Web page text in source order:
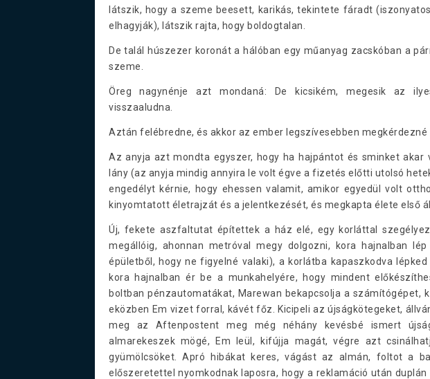
látszik, hogy a szeme beesett, karikás, tekintete fáradt
elhagyják), látszik rajta, hogy boldogtalan.
De talál húszezer koronát a hálóban egy műanyag zacskóban a
szeme.
Öreg nagynénje azt mondaná: De kicsikém, megesik az
visszaaludna.
Aztán felébredne, és akkor az ember legszívesebben megkérdezné
Az anyja azt mondta egyszer, hogy ha hajpántot és sminket akar
lány (az anyja mindig annyira le volt égve a fizetés előtti utolsó
engedélyt kérnie, hogy ehessen valamit, amikor egyedül volt
kinyomtatott életrajzát és a jelentkezését, és megkapta élete első
Új, fekete aszfaltutat építettek a ház elé, egy korláttal
megállóig, ahonnan metróval megy dolgozni, kora hajnalban
épületből, hogy ne figyelné valaki), a korlátba kapaszkodva
kora hajnalban ér be a munkahelyére, hogy mindent
boltban pénzautomatákat, Marewan bekapcsolja a számítógépet,
eközben Em vizet forral, kávét főz. Kicipeli az újságkötegeket,
meg az Aftenpostent meg még néhány kevésbé ismert
almarekeszek mögé, Em leül, kifújja magát, végre azt
gyümölcsöket. Apró hibákat keres, vágást az almán, foltot a
előszeretettel nyomkodnak laposra, hogy a reklamáció után